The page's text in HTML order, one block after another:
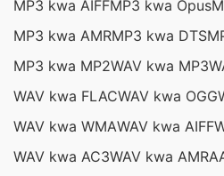
MP3 kwa AIFFMP3 kwa Opus
MP3 kwa AMRMP3 kwa DTS
MP3 kwa MP2WAV kwa MP3
WAV kwa FLACWAV kwa OGG
WAV kwa WMAWAV kwa AIFF
WAV kwa AC3WAV kwa AMR